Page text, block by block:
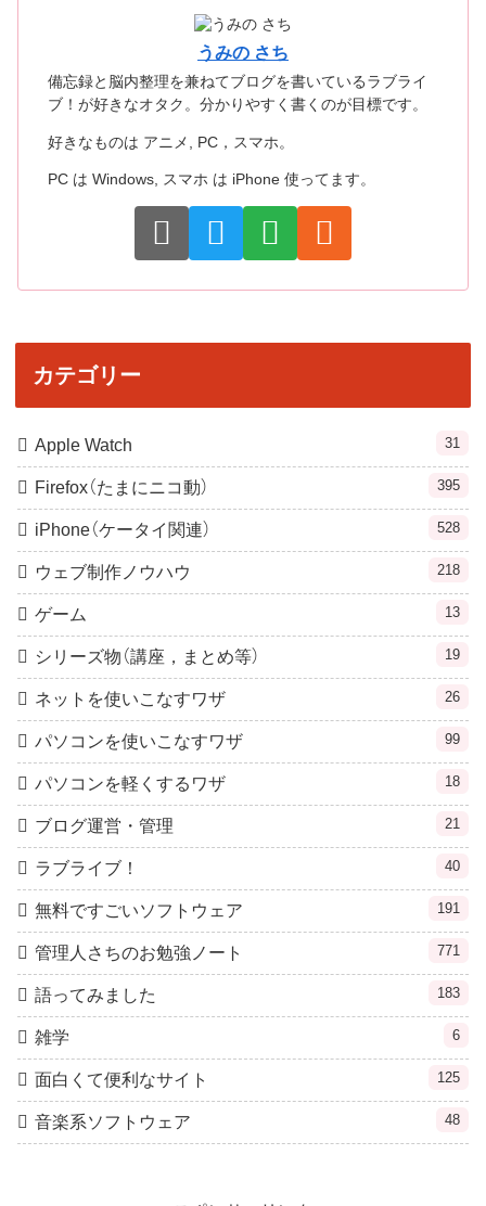
うみの さち
備忘録と脳内整理を兼ねてブログを書いているラブライ
ブ！が好きなオタク。分かりやすく書くのが目標です。
好きなものは アニメ, PC，スマホ。
PC は Windows, スマホ は iPhone 使ってます。
カテゴリー
Apple Watch 31
Firefox（たまにニコ動） 395
iPhone（ケータイ関連） 528
ウェブ制作ノウハウ 218
ゲーム 13
シリーズ物（講座，まとめ等） 19
ネットを使いこなすワザ 26
パソコンを使いこなすワザ 99
パソコンを軽くするワザ 18
ブログ運営・管理 21
ラブライブ！ 40
無料ですごいソフトウェア 191
管理人さちのお勉強ノート 771
語ってみました 183
雑学 6
面白くて便利なサイト 125
音楽系ソフトウェア 48